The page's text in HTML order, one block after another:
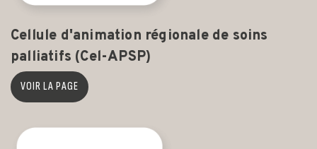
Cellule d'animation régionale de soins
palliatifs (Cel-APSP)
VOIR LA PAGE